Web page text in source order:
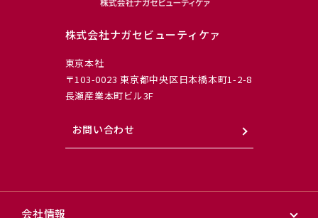
株式会社ナガセビューティケァ
東京本社
〒103-0023 東京都中央区日本橋本町1-2-8
長瀬産業本町ビル3F
お問い合わせ
会社情報